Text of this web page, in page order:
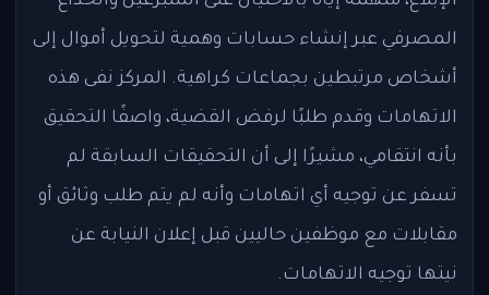
المصرفي عبر إنشاء حسابات وهمية لتحويل أموال إلى
أشخاص مرتبطين بجماعات كراهية. المركز نفى هذه
الاتهامات وقدم طلبًا لرفض القضية، واصفًا التحقيق
بأنه انتقامي، مشيرًا إلى أن التحقيقات السابقة لم
تسفر عن توجيه أي اتهامات وأنه لم يتم طلب وثائق أو
مقابلات مع موظفين حاليين قبل إعلان النيابة عن
نيتها توجيه الاتهامات.